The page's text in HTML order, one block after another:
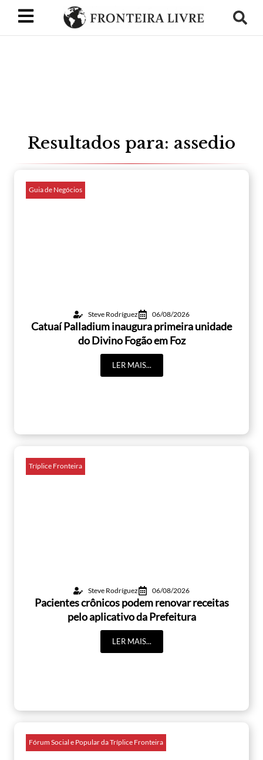
Resultados para: assedio
Guia de Negócios
Steve Rodríguez 06/08/2026
Catuaí Palladium inaugura primeira unidade
do Divino Fogão em Foz
LER MAIS...
Tríplice Fronteira
Steve Rodríguez 06/08/2026
Pacientes crônicos podem renovar receitas
pelo aplicativo da Prefeitura
LER MAIS...
Fórum Social e Popular da Tríplice Fronteira